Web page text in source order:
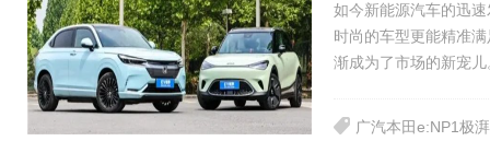
如今新能源汽车的迅
时尚的车型更能精准
渐成为了市场的新宠
广汽本田e:NP1极